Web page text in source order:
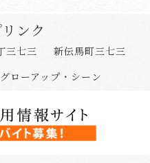
ンク
三七三
新伝馬町三七三
ローアップ・シーン